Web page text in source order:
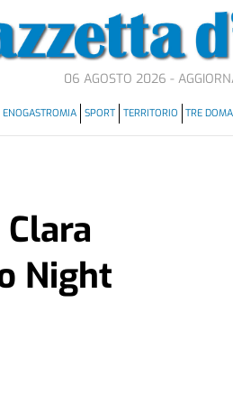
06 AGOSTO 2026 -
ENOGASTROMIA SPORT TERRITORIO TRE
Night